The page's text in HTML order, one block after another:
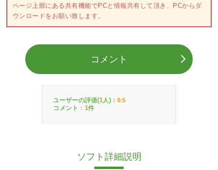
ページ上部にある共有機能でPCと情報共有して頂き、PCからダ
ウンロードをお願い致します。
コメント
ユーザーの評価(1 人)： 0.5
コメント： 1件
ソフト詳細説明